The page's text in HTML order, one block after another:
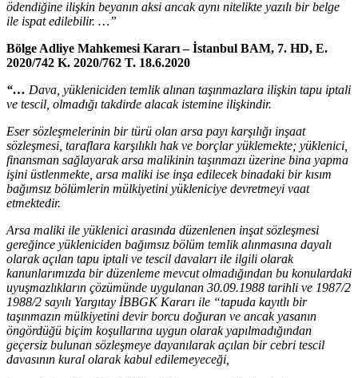
ödendiğine ilişkin beyanın aksi ancak aynı nitelikte yazılı bir belge
ile ispat edilebilir. …”
Bölge Adliye Mahkemesi Kararı – İstanbul BAM, 7. HD, E.
2020/742 K. 2020/762 T. 18.6.2020
“… Dava, yükleniciden temlik alınan taşınmazlara ilişkin tapu iptali
ve tescil, olmadığı takdirde alacak istemine ilişkindir.
Eser sözleşmelerinin bir türü olan arsa payı karşılığı inşaat
sözleşmesi, taraflara karşılıklı hak ve borçlar yüklemekte; yüklenici,
finansman sağlayarak arsa malikinin taşınmazı üzerine bina yapma
işini üstlenmekte, arsa maliki ise inşa edilecek binadaki bir kısım
bağımsız bölümlerin mülkiyetini yükleniciye devretmeyi vaat
etmektedir.
Arsa maliki ile yüklenici arasında düzenlenen inşat sözleşmesi
gereğince yükleniciden bağımsız bölüm temlik alınmasına dayalı
olarak açılan tapu iptali ve tescil davaları ile ilgili olarak
kanunlarımızda bir düzenleme mevcut olmadığından bu konulardaki
uyuşmazlıkların çözümünde uygulanan 30.09.1988 tarihli ve 1987/2
1988/2 sayılı Yargıtay İBBGK Kararı ile “tapuda kayıtlı bir
taşınmazın mülkiyetini devir borcu doğuran ve ancak yasanın
öngördüğü biçim koşullarına uygun olarak yapılmadığından
geçersiz bulunan sözleşmeye dayanılarak açılan bir cebri tescil
davasının kural olarak kabul edilemeyeceği,